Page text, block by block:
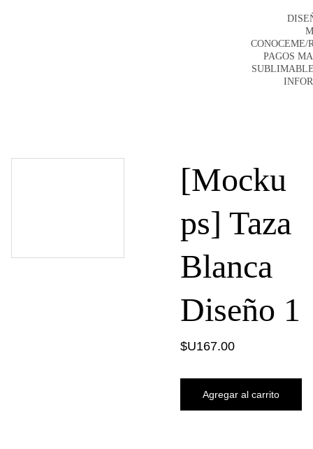
CONOCEME/
PAGOS
[Mocku
ps] Taza
Blanca
Diseño 1
$U167.00
Agregar al carrito